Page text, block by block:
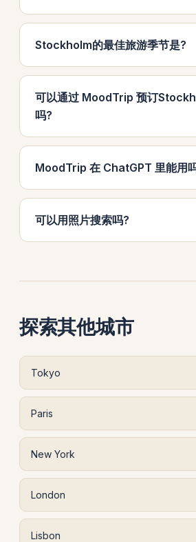
Stockholm的最佳旅游季节是?
可以通过 MoodTrip 预订
吗?
MoodTrip 在 ChatGPT 里能用
可以用照片搜索吗?
探索其他城市
Tokyo
Paris
New York
London
Lisbon